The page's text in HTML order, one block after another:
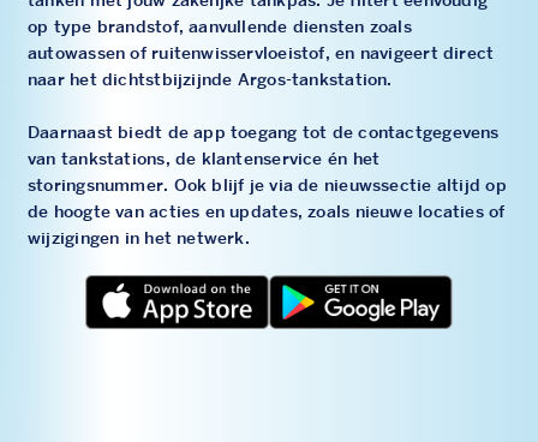
op type brandstof, aanvullende diensten zoals
autowassen of ruitenwisservloeistof, en navigeert direct
naar het dichtstbijzijnde Argos-tankstation.
Daarnaast biedt de app toegang tot de contactgegevens
van tankstations, de klantenservice én het
storingsnummer. Ook blijf je via de nieuwssectie altijd op
de hoogte van acties en updates, zoals nieuwe locaties of
wijzigingen in het netwerk.